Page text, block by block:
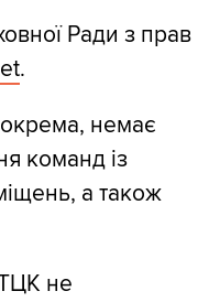
Ради з прав
.
немає
команд із
а також
не